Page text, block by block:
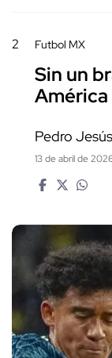
2 Futbol MX
Sin un
América
Pedro
13 de abril de